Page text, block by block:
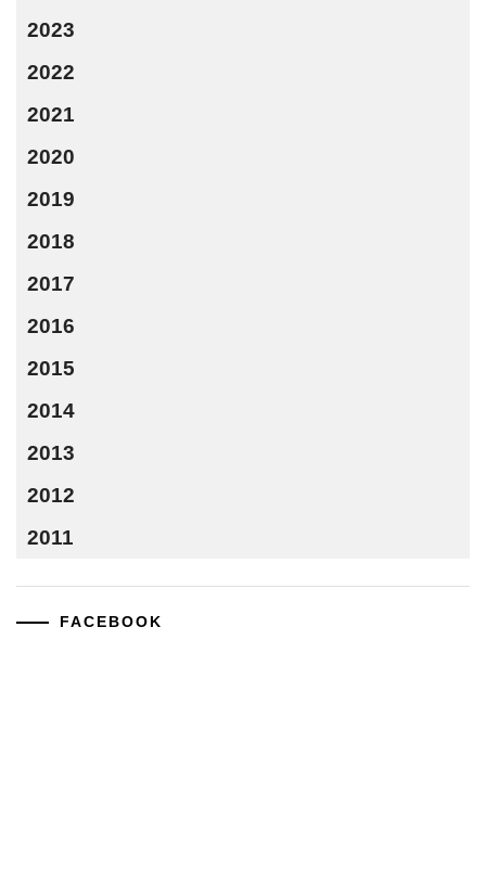
2023
2022
2021
2020
2019
2018
2017
2016
2015
2014
2013
2012
2011
FACEBOOK